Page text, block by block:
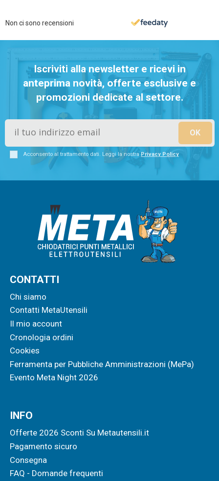
Non ci sono recensioni
Iscriviti alla newsletter e ricevi in
anteprima novità, offerte esclusive e
promozioni dedicate al settore.
Acconsento al trattamento dati. Leggi la nostraPrivacy Policy
CONTATTI
Chi siamo
Contatti MetaUtensili
Il mio account
Cronologia ordini
Cookies
Ferramenta per Pubbliche Amministrazioni (MePa)
Evento Meta Night 2026
INFO
Offerte 2026 Sconti Su Metautensili.it
Pagamento sicuro
Consegna
FAQ - Domande frequenti